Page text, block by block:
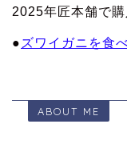
2025年匠本舗で
● ズワイガニを食
ABOUT ME